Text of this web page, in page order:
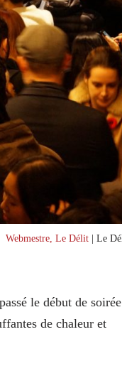
Webmestre, Le Délit | Le
le début de soirée
de chaleur et